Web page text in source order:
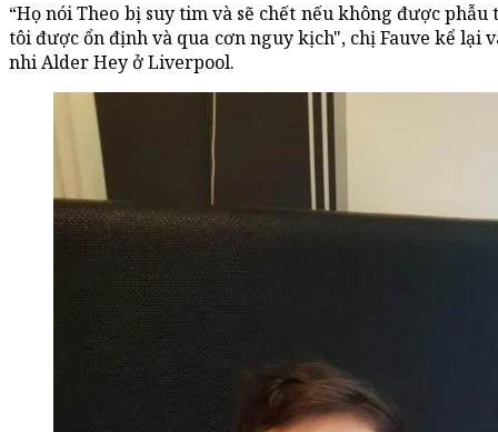
“Họ nói Theo bị suy tim và sẽ chết nếu không được phẫu
tôi được ổn định và qua cơn nguy kịch", chị Fauve kể lại
nhi Alder Hey ở Liverpool.